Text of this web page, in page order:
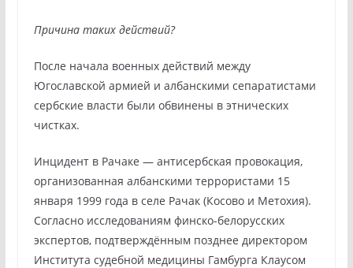
Причина таких действий?
После начала военных действий между
Югославской армией и албанскими сепаратистами
сербские власти были обвинены в этнических
чистках.
Инцидент в Рачаке — антисербская провокация,
организованная албанскими террористами 15
января 1999 года в селе Рачак (Косово и Метохия).
Согласно исследованиям финско-белорусских
экспертов, подтверждённым позднее директором
Института судебной медицины Гамбурга Клаусом